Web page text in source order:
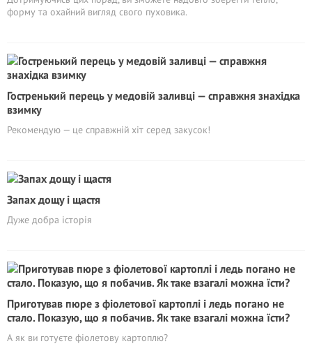
форму та охайний вигляд свого пуховика.
Гостренький перець у медовій заливці — справжня знахідка
взимку
Рекомендую — це справжній хіт серед закусок!
Запах дощу і щастя
Дуже добра історія
Приготував пюре з фіолетової картоплі і ледь погано не
стало. Показую, що я побачив. Як таке взагалі можна їсти?
А як ви готуєте фіолетову картоплю?